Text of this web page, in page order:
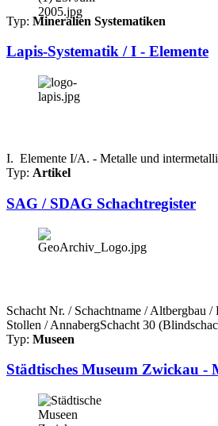
Typ: Mineralien Systematiken
Lapis-Systematik / I - Elemente
I. Elemente I/A. - Metalle und
Typ: Artikel
SAG / SDAG Schachtregister
Schacht Nr. / Schachtname / Altbergbau
Stollen / AnnabergSchacht 30
Typ: Museen
Städtisches Museum Zwickau -